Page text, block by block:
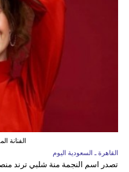
الفنانة
القاهرة ـ السعودية اليوم
تصدر اسم النجمة منة شلبي ترند